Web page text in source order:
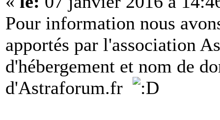
Pour information nous
apportés par l'association
d'hébergement et nom de
d'Astraforum.fr